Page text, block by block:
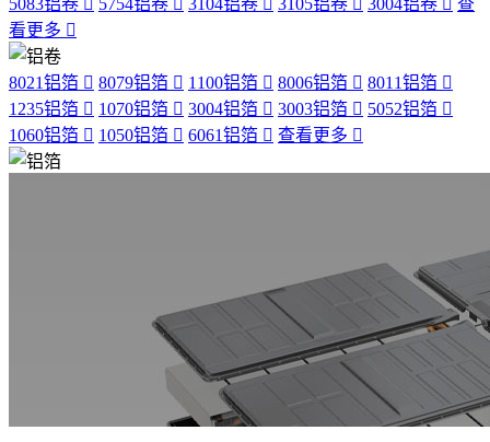
看更多
8021铝箔 8079铝箔 1100铝箔 8006铝箔
8011铝箔
1235铝箔
1070铝箔 3004铝箔 3003铝箔
5052铝箔
1060铝箔
1050铝箔 6061铝箔 查看更多